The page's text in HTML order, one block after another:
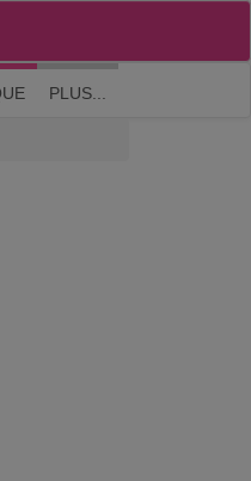
? Visite guidée
PLUS...